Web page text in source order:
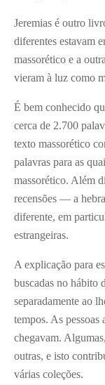
Jeremias é outro
diferentes estavam
massorético e a
vieram à luz como
É bem conhecido
cerca de 2.700
texto massorético
palavras para as
massorético. Além
recensões — a
diferente, em
estrangeiras.
A explicação para
buscadas no hábito
separadamente ao
tempos. As pessoas
chegavam.
outras, e isto
várias coleções.